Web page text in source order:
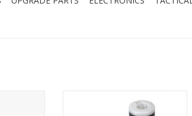
stuks)